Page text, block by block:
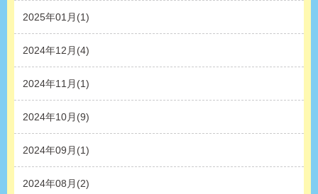
2025年01月(1)
2024年12月(4)
2024年11月(1)
2024年10月(9)
2024年09月(1)
2024年08月(2)